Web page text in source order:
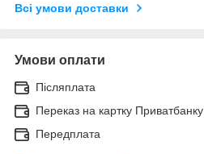
Всі умови доставки
Умови оплати
Післяплата
Переказ на картку Приватбанку
Передплата